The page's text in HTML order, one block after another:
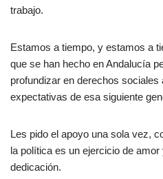
trabajo.
Estamos a tiempo, y estamos a
que se han hecho en Andalucía
profundizar en derechos sociales
expectativas de esa siguiente
Les pido el apoyo una sola vez,
la política es un ejercicio de
dedicación.